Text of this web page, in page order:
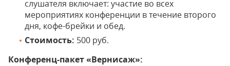
слушателя включает: участие во всех
мероприятиях конференции в течение второго
дня, кофе-брейки и обед.
Стоимость: 500 руб.
Конференц-пакет «Вернисаж»: